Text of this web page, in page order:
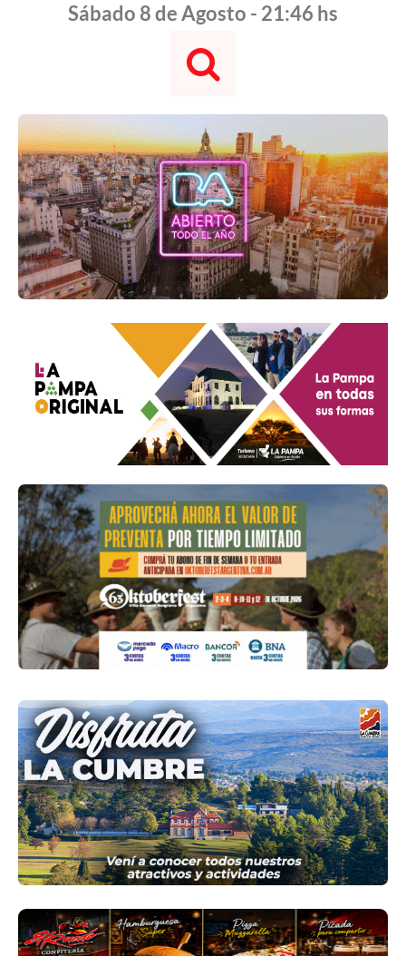
Sábado 8 de Agosto - 21:46 hs